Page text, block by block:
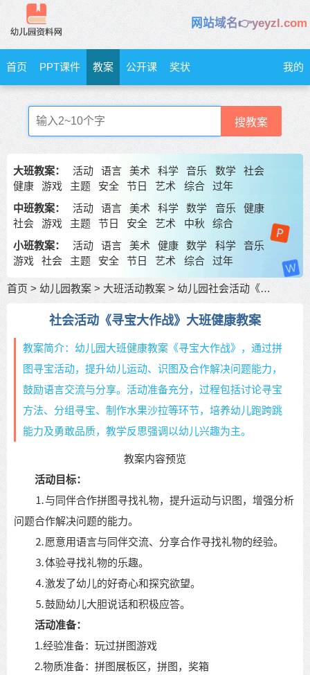
网站域名👉yeyzl.com
首页 PPT课件 教案 公开课 奖状 我的
搜教案
大班教案： 活动 语言 美术 科学 音乐 数学
社会
健康
游戏 主题 安全 节日 艺术 综合
过年
中班教案：
活动 语言 美术 科学 数学 音乐
健康
社会
游戏 主题 节日 安全 艺术 中秋
综合
小班教案：
活动 语言 美术 健康 数学 科学
音乐
游戏
社会 主题 安全 节日 艺术 综合 过年
首页 > 幼儿园教案 > 大班活动教案 > 幼儿园社会活动《寻宝大作战》大班健康教案 包含反思
社会活动《寻宝大作战》大班健康教案
教案简介：幼儿园大班健康教案《寻宝大作战》，通过拼
图寻宝活动，提升幼儿运动、识图及合作解决问题能力，
鼓励语言交流与分享。活动准备充分，过程包括讨论寻宝
方法、分组寻宝、制作水果沙拉等环节，培养幼儿跑跨跳
能力及勇敢品质，教学反思强调以幼儿兴趣为主。
教案内容预览
活动目标：
⒈与同伴合作拼图寻找礼物，提升运动与识图，增强分析
问题合作解决问题的能力。
⒉愿意用语言与同伴交流、分享合作寻找礼物的经验。
⒊体验寻找礼物的乐趣。
⒋激发了幼儿的好奇心和探究欲望。
⒌鼓励幼儿大胆说话和积极应答。
活动准备：
1.经验准备：玩过拼图游戏
2.物质准备：拼图展板区，拼图，奖箱